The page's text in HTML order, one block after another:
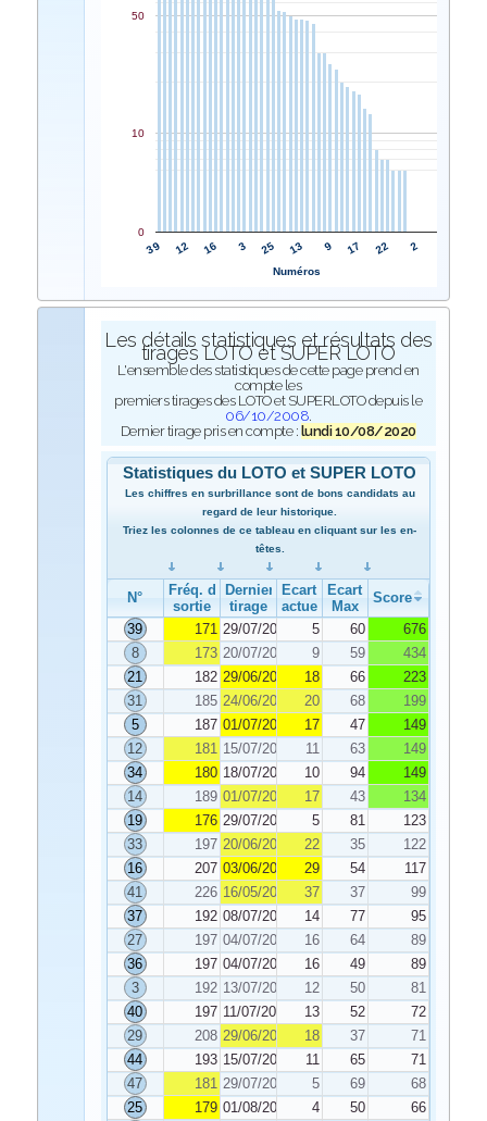
39 12 16 3 25 13 9 17 22 2
0
10
50
Numéros
Les détails statistiques et résultats des
tirages LOTO et SUPER LOTO
L'ensemble des statistiques de cette page prend en
compte les
premiers tirages des LOTO et SUPERLOTO depuis le
06/10/2008.
Dernier tirage pris en compte : lundi 10/08/2020
Statistiques du LOTO et SUPER LOTO
Les chiffres en surbrillance sont de bons candidats au
regard de leur historique.
Triez les colonnes de ce tableau en cliquant sur les en-
têtes.
N°
Fréq. de
sortie
Dernier
tirage
Ecart
actuel
Ecart
Max
Score
39
171 29/07/2020 5 60
676
8
173 20/07/2020 9 59
434
21
182 29/06/2020 18 66
223
31
185 24/06/2020 20 68
199
5
187 01/07/2020 17 47
149
12
181 15/07/2020 11 63
149
34
180 18/07/2020 10 94
149
14
189 01/07/2020 17 43
134
19
176 29/07/2020 5 81
123
33
197 20/06/2020 22 35
122
16
207 03/06/2020 29 54
117
41
226 16/05/2020 37 37
99
37
192 08/07/2020 14 77
95
27
197 04/07/2020 16 64
89
36
197 04/07/2020 16 49
89
3
192 13/07/2020 12 50
81
40
197 11/07/2020 13 52
72
29
208 29/06/2020 18 37
71
44
193 15/07/2020 11 65
71
47
181 29/07/2020 5 69
68
25
179 01/08/2020 4 50
66